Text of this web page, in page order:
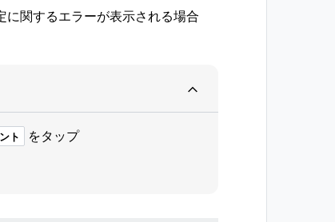
に関するエラーが表示される場合
ト をタップ